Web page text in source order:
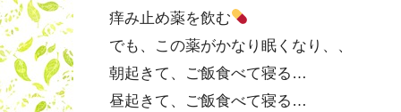
痒み止め薬を飲む
でも、この薬がかなり眠くなり、、
朝起きて、ご飯食べて寝る…
昼起きて、ご飯食べて寝る…